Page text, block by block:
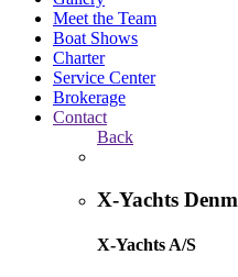
Meet the Team
Boat Shows
Charter
Service Center
Brokerage
Contact
Back
X-Yachts
X-Yachts A/S